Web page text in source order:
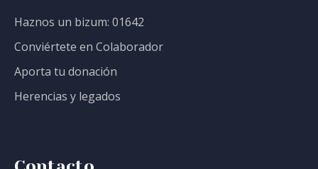
Haznos un bizum: 01642
Conviértete en Colaborador
Aporta tu donación
Herencias y legados